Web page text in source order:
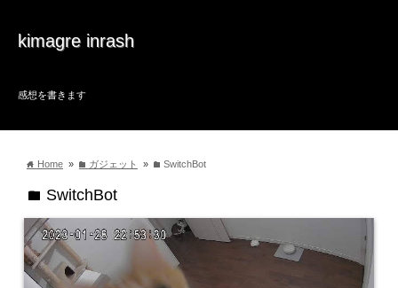
kimagre inrash
感想を書きます
home Home » folder ガジェット » folder SwitchBot
folder SwitchBot